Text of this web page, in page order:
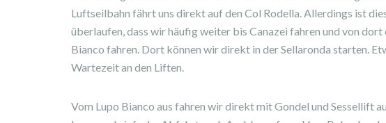
Luftseilbahn fährt uns direkt auf den Col Rodella. Allerdings ist
überlaufen, dass wir häufig weiter bis Canazei fahren und von dort
Bianco fahren. Dort können wir direkt in der Sellaronda starten.
Wartezeit an den Liften.
Vom Lupo Bianco aus fahren wir direkt mit Gondel und Sessellift